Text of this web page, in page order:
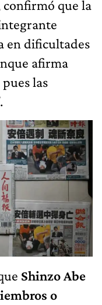
confirmó que la
en dificultades
afirma
las
.
Shinzo Abe
o